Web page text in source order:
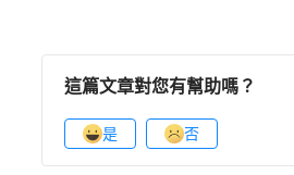
這篇文章對您有幫助嗎？
是 否